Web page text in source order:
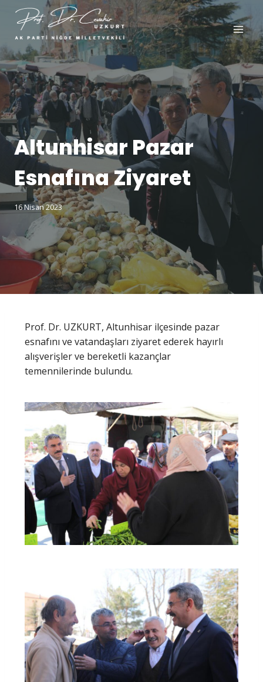
Altunhisar Pazar
Esnafına Ziyaret
16 Nisan 2023
Prof. Dr. UZKURT, Altunhisar ilçesinde pazar
esnafını ve vatandaşları ziyaret ederek hayırlı
alışverişler ve bereketli kazançlar
temennilerinde bulundu.